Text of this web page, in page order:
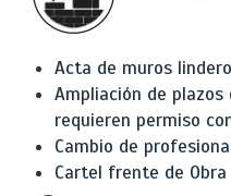
Acta de muros
Ampliación de
requieren permiso
Cambio de
Cartel frente de Obra